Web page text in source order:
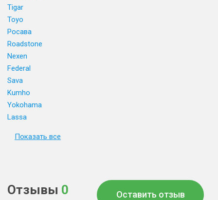
Tigar
Toyo
Росава
Roadstone
Nexen
Federal
Sava
Kumho
Yokohama
Lassa
Показать все
Отзывы 0 Оставить отзыв